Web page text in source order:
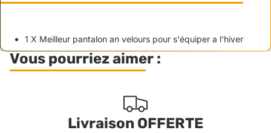
1 X Meilleur pantalon an velours pour s'équiper a l'hiver
Vous pourriez aimer :
Livraison OFFERTE